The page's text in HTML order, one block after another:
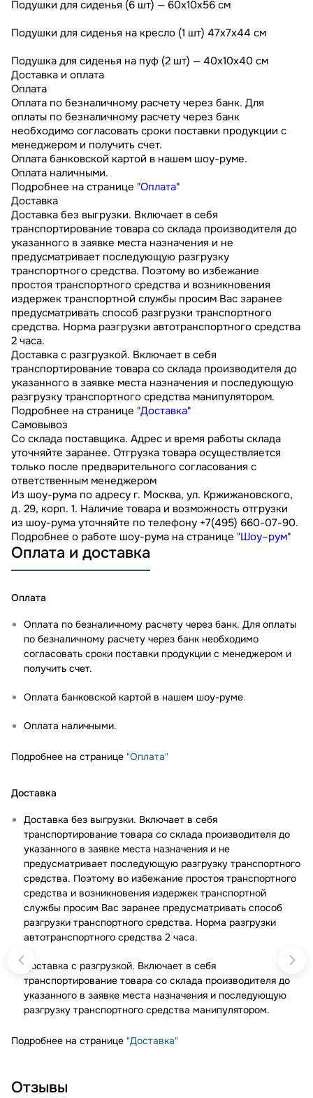
Подушки для сиденья (6 шт) — 60х10х56 см
Подушки для сиденья на кресло (1 шт) 47х7х44 см
Подушка для сиденья на пуф (2 шт) — 40х10х40 см
Доставка и оплата
Оплата
Оплата по безналичному расчету через банк. Для
оплаты по безналичному расчету через банк
необходимо согласовать сроки поставки продукции с
менеджером и получить счет.
Оплата банковской картой в нашем шоу-руме.
Оплата наличными.
Подробнее на странице "Оплата"
Доставка
Доставка без выгрузки. Включает в себя
транспортирование товара со склада производителя до
указанного в заявке места назначения и не
предусматривает последующую разгрузку
транспортного средства. Поэтому во избежание
простоя транспортного средства и возникновения
издержек транспортной службы просим Вас заранее
предусматривать способ разгрузки транспортного
средства. Норма разгрузки автотранспортного средства
2 часа.
Доставка с разгрузкой. Включает в себя
транспортирование товара со склада производителя до
указанного в заявке места назначения и последующую
разгрузку транспортного средства манипулятором.
Подробнее на странице "Доставка"
Самовывоз
Со склада поставщика. Адрес и время работы склада
уточняйте заранее. Отгрузка товара осуществляется
только после предварительного согласования с
ответственным менеджером
Из шоу-рума по адресу г. Москва, ул. Кржижановского,
д. 29, корп. 1. Наличие товара и возможность отгрузки
из шоу-рума уточняйте по телефону +7(495) 660-07-90.
Подробнее о работе шоу-рума на странице "Шоу–рум"
Оплата и доставка
Оплата
Оплата по безналичному расчету через банк. Для оплаты
по безналичному расчету через банк необходимо
согласовать сроки поставки продукции с менеджером и
получить счет.
Оплата банковской картой в нашем шоу-руме.
Оплата наличными.
Подробнее на странице "Оплата"
Доставка
Доставка без выгрузки. Включает в себя
транспортирование товара со склада производителя до
указанного в заявке места назначения и не
предусматривает последующую разгрузку транспортного
средства. Поэтому во избежание простоя транспортного
средства и возникновения издержек транспортной
службы просим Вас заранее предусматривать способ
разгрузки транспортного средства. Норма разгрузки
автотранспортного средства 2 часа.
Доставка с разгрузкой. Включает в себя
транспортирование товара со склада производителя до
указанного в заявке места назначения и последующую
разгрузку транспортного средства манипулятором.
Подробнее на странице "Доставка"
Отзывы